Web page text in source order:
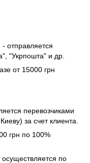
отправляется
"Укрпошта" и др.
от 15000 грн
перевозчиками
за счет клиента.
грн по 100%
по